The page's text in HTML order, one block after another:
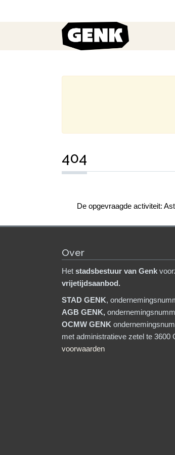
404
De opgevraagde activiteit:
Over
Het stadsbestuur van Genk
vrijetijdsaanbod.
STAD GENK,
AGB GENK,
OCMW GENK
met administratieve zetel te 3600
voorwaarden